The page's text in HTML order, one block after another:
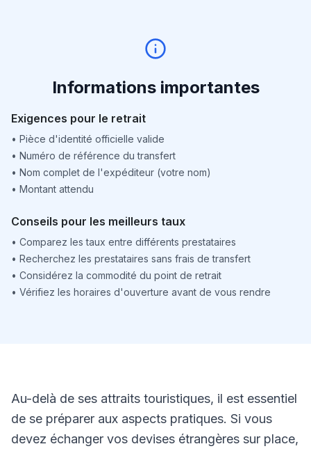
Informations importantes
Exigences pour le retrait
• Pièce d'identité officielle valide
• Numéro de référence du transfert
• Nom complet de l'expéditeur (votre nom)
• Montant attendu
Conseils pour les meilleurs taux
• Comparez les taux entre différents prestataires
• Recherchez les prestataires sans frais de transfert
• Considérez la commodité du point de retrait
• Vérifiez les horaires d'ouverture avant de vous rendre
Au-delà de ses attraits touristiques, il est essentiel
de se préparer aux aspects pratiques. Si vous
devez échanger vos devises étrangères sur place,